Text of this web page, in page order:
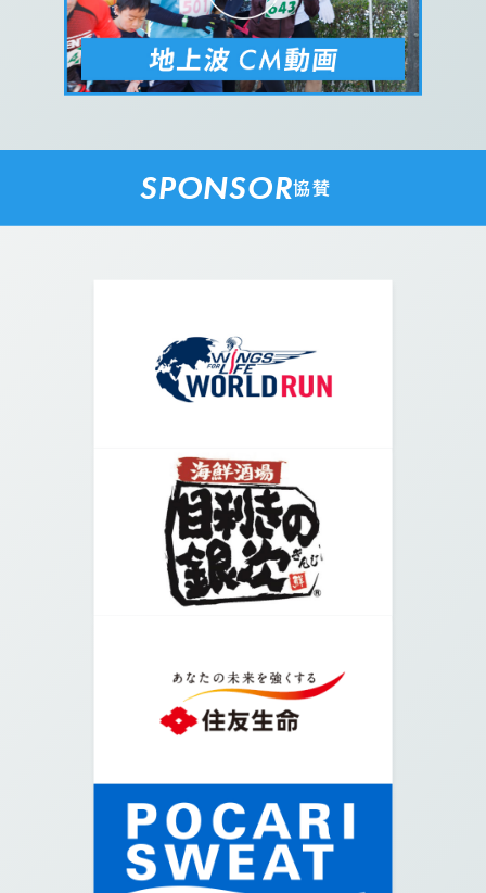
SPONSOR協賛